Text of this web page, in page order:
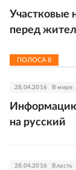
Участковые
перед
ПОЛОСА8
28.04.2016 В мире
Информацию
на русский
28.04.2016 Власть